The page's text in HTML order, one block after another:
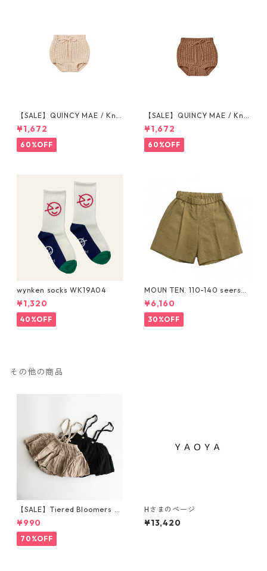
【SALE】QUINCY MAE / Knit
Tie Bloomer (12-18M/18-24
M/2-3Y)
¥1,672
60%OFF
【SALE】QUINCY MAE / Knit
Tie Bloomer (12-18M/18-24
M/2-3Y)
¥1,672
60%OFF
wynken socks WK19A04
¥1,320
40%OFF
MOUN TEN. 110-140 seersuc
ker half pants [MP55C-173
6a]
¥6,160
30%OFF
その他の商品
【SALE】Tiered Bloomers 7
0-80cm (グレージュ／ブラッ
ク) ※1点までメール便可
¥990
70%OFF
Hさまのページ
¥13,420